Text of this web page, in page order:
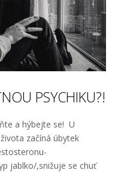
PSYCHIKU?!
a hýbejte se! U
začíná úbytek
jablko/,snižuje se chuť